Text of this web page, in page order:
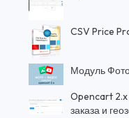
CSV Price
Модуль
Opencart
заказа и